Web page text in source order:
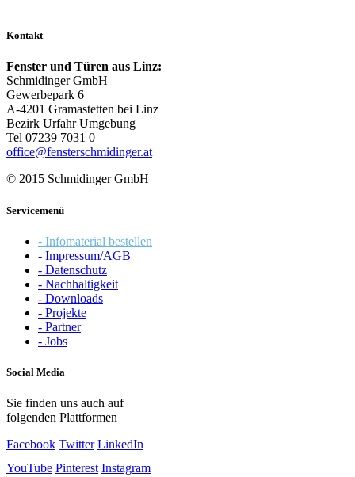
Kontakt
Fenster und Türen aus Linz:
Schmidinger GmbH
Gewerbepark 6
A-4201 Gramastetten bei Linz
Bezirk Urfahr Umgebung
Tel 07239 7031 0
office@fensterschmidinger.at
© 2015 Schmidinger GmbH
Servicemenü
- Infomaterial bestellen
- Impressum/AGB
- Datenschutz
- Nachhaltigkeit
- Downloads
- Projekte
- Partner
- Jobs
Social Media
Sie finden uns auch auf
folgenden Plattformen
Facebook Twitter LinkedIn
YouTube Pinterest Instagram